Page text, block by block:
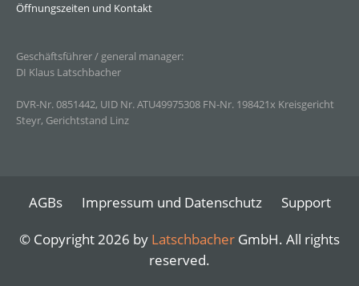
Öffnungszeiten und Kontakt
Geschäftsführer / general manager:
DI Klaus Latschbacher
DVR-Nr. 0851442, UID Nr. ATU49975308 FN-Nr. 198421x Kreisgericht
Steyr, Gerichtstand Linz
AGBs Impressum und Datenschutz
Support
© Copyright 2026 by Latschbacher GmbH. All rights
reserved.